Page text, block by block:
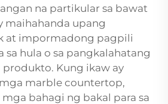
na partikular sa bawat
maihahanda upang
at impormadong pagpili
sa hula o sa pangkalahatang
Kung ikaw ay
marble countertop,
bahagi ng bakal para sa